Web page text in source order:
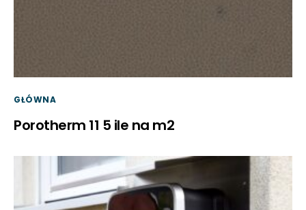
GŁÓWNA
Porotherm 11 5 ile na m2